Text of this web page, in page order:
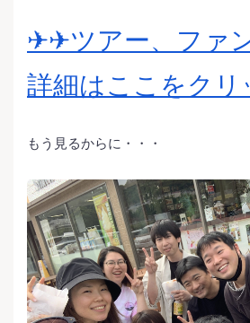
✈︎✈︎ツアー、ファ
詳細はここをク
もう見るからに・・・